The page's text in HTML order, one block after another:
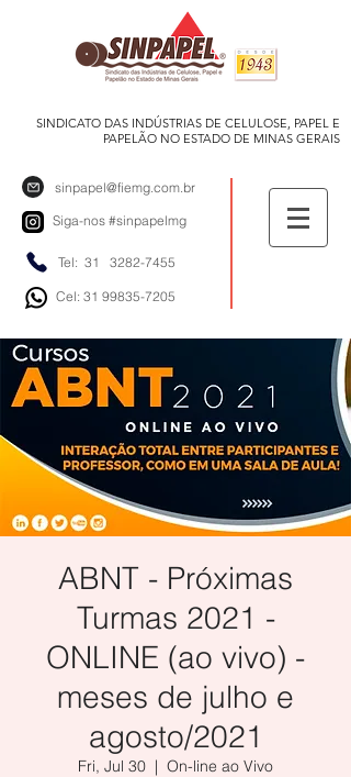
SINDICATO DAS INDÚSTRIAS DE CELULOSE, PAPEL E
PAPELÃO NO ESTADO DE MINAS GERAIS
sinpapel@fiemg.com.br
Siga-nos #sinpapelmg
Tel: 31 3282-7455
Cel: 31 99835-7205
ABNT - Próximas
Turmas 2021 -
ONLINE (ao vivo) -
meses de julho e
agosto/2021
Fri, Jul 30
  |
On-line ao Vivo